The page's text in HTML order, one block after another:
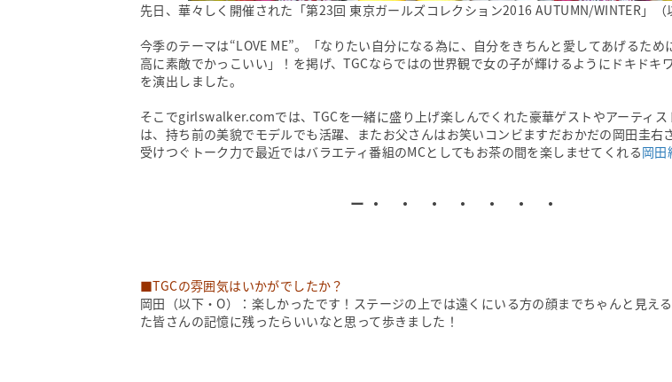
先日、華々しく開催された「第23回 東京ガールズコレクション2016 AUTUMN/WINTER」（
今季のテーマは“LOVE ME”。「なりたい自分になる為に、自分をきちんと愛してあげるため
高に素敵でかっこいい」！を掲げ、TGCならではの世界観で女の子が輝けるようにドキドキ
を演出しました。
そこでgirlswalker.comでは、TGCを一緒に盛り上げ楽しんでくれた豪華ゲストやアーティス
は、持ち前の美貌でモデルでも活躍、またお父さんはお笑いコンビますだおかだの岡田圭右
受けつぐトーク力で最近ではバラエティ番組のMCとしてもお茶の間を楽しませてくれる岡田
・ ・ ・ ・ ・ ・ ・
■TGCの雰囲気はいかがでしたか？
岡田（以下・O）：楽しかったです！ステージの上では遠くにいる方の顔までちゃんと見え
た皆さんの記憶に残ったらいいなと思って歩きました！